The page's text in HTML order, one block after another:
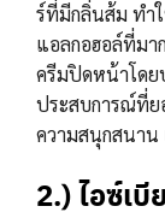
ร์ที่มีกลิ่นส้ม ทำ
แอลกอฮอล์ที่มา
ครีมปิดหน้าโด
ประสบการณ์ที่
ความสนุกสนา
2.) ไอซ์เบี